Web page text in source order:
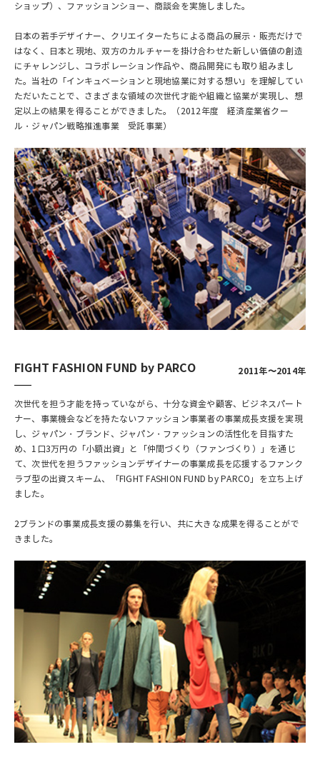
ショップ）、ファッションショー、商談会を実施しました。
日本の若手デザイナー、クリエイターたちによる商品の展示・販売だけで
はなく、日本と現地、双方のカルチャーを掛け合わせた新しい価値の創造
にチャレンジし、コラボレーション作品や、商品開発にも取り組みまし
た。当社の「インキュベーションと現地協業に対する想い」を理解してい
ただいたことで、さまざまな領域の次世代才能や組織と協業が実現し、想
定以上の結果を得ることができました。（2012年度 経済産業省クー
ル・ジャパン戦略推進事業 受託事業）
FIGHT FASHION FUND by PARCO 2011年〜2014年
次世代を担う才能を持っていながら、十分な資金や顧客、ビジネスパート
ナー、事業機会などを持たないファッション事業者の事業成長支援を実現
し、ジャパン・ブランド、ジャパン・ファッションの活性化を目指すた
め、1口3万円の「小額出資」と「仲間づくり（ファンづくり）」を通じ
て、次世代を担うファッションデザイナーの事業成長を応援するファンク
ラブ型の出資スキーム、「FIGHT FASHION FUND by PARCO」を立ち上げ
ました。
2ブランドの事業成長支援の募集を行い、共に大きな成果を得ることがで
きました。